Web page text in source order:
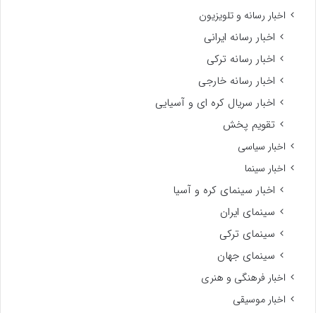
اخبار رسانه و تلویزیون
اخبار رسانه ایرانی
اخبار رسانه ترکی
اخبار رسانه خارجی
اخبار سریال کره ای و آسیایی
تقویم پخش
اخبار سیاسی
اخبار سینما
اخبار سینمای کره و آسیا
سینمای ایران
سینمای ترکی
سینمای جهان
اخبار فرهنگی و هنری
اخبار موسیقی